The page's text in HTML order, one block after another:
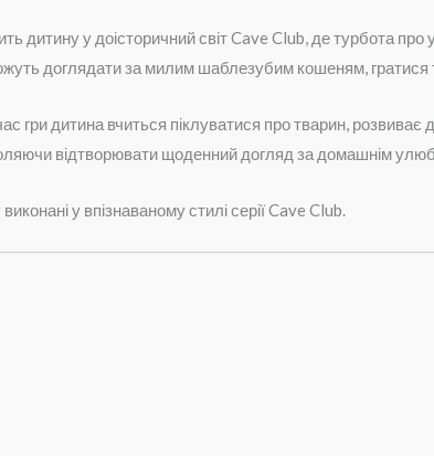
дитину у доісторичний світ Cave Club, де турбота
доглядати за милим шаблезубим кошеням, гратися
гри дитина вчиться піклуватися про тварин,
відтворювати щоденний догляд за домашнім
у впізнаваному стилі серії Cave Club.